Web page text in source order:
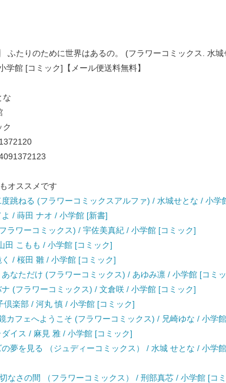
ふたりのために世界はあるの。 (フラワーコミックス. 水
学館 [コミック]【メール便送料無料】
な
ク
オススメです
跳ねる (フラワーコミックスアルファ) / 水城せとな / 小学
/ 蒔田 ナオ / 小学館 [新書]
ラワーコミックス) / 宇佐美真紀 / 小学館 [コミック]
田 こもも / 小学館 [コミック]
/ 桜田 雛 / 小学館 [コミック]
なただけ (フラワーコミックス) / あゆみ凛 / 小学館 [コミ
(フラワーコミックス) / 文倉咲 / 小学館 [コミック]
倶楽部 / 河丸 慎 / 小学館 [コミック]
カフェへようこそ (フラワーコミックス) / 兄崎ゆな / 小学
イス / 麻見 雅 / 小学館 [コミック]
夢を見る （ジュディーコミックス） / 水城 せとな / 小学
なさの間 （フラワーコミックス） / 刑部真芯 / 小学館 [コ